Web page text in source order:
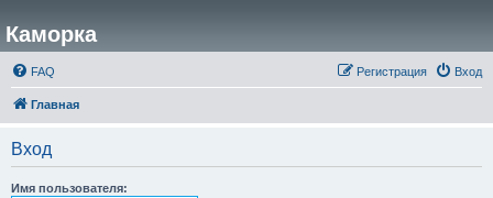
Каморка
FAQ Вход
Регистрация
Главная
Вход
Имя пользователя: